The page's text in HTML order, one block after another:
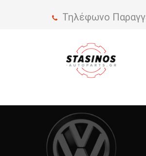
Τηλέφωνο